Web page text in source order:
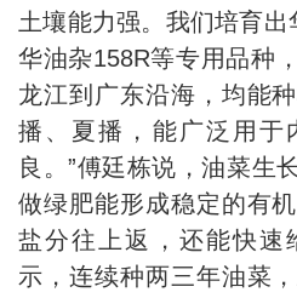
土壤能力强。我们培育出
华油杂158R等专用品种
龙江到广东沿海，均能
播、夏播，能广泛用于
良。”傅廷栋说，油菜生
做绿肥能形成稳定的有
盐分往上返，还能快速
示，连续种两三年油菜